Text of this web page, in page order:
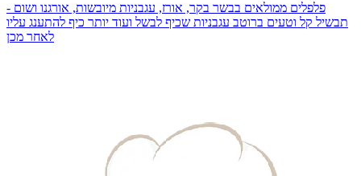
פלפלים ממולאים בבשר בקר, אורז, עגבניות מיובשות, אורגנו ושום -
תבשיל קל וטעים ברוטב עגבניות שכיף לבשל ועוד יותר כיף להתענג עליו
לאחר מכן